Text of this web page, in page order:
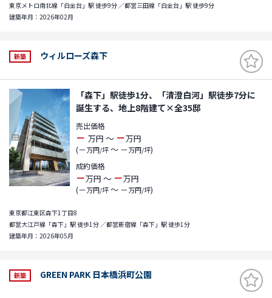
東京メトロ南北線「白金台」駅 徒歩9分 ／都営三田線「白金台」駅 徒歩9分
建築年月：2026年02月
新築 ウィルローズ森下
「森下」駅徒歩1分、「清澄白河」駅徒歩7分に
誕生する、地上8階建て×全35邸
売出価格
－ 万円 ～ －万円
(－万円/坪～ －万円/坪)
成約価格
－万円 ～ －万円
(－万円/坪～ －万円/坪)
東京都江東区森下1丁目8
都営大江戸線「森下」駅 徒歩1分 ／都営新宿線「森下」駅 徒歩1分
建築年月：2026年05月
新築 GREEN PARK 日本橋浜町公園